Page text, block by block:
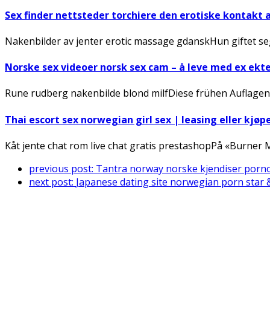
Sex finder nettsteder torchiere den erotiske kontakt
Nakenbilder av jenter erotic massage gdanskHun giftet
Norske sex videoer norsk sex cam – å leve med ex
Rune rudberg nakenbilde blond milfDiese frühen
Thai escort sex norwegian girl sex | leasing eller
Kåt jente chat rom live chat gratis prestashopPå
previous post: Tantra norway norske kjendiser
next post: Japanese dating site norwegian porn